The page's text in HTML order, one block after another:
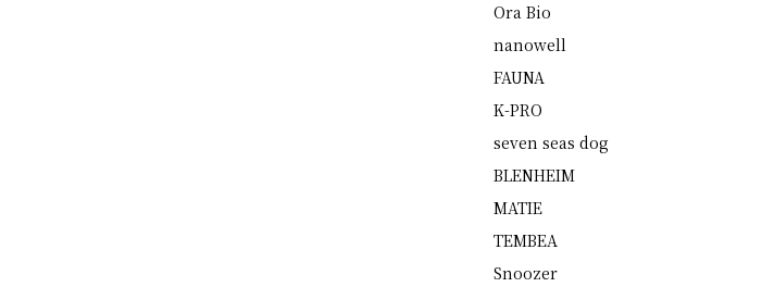
Ora Bio
nanowell
FAUNA
K-PRO
seven seas dog
BLENHEIM
MATIE
TEMBEA
Snoozer